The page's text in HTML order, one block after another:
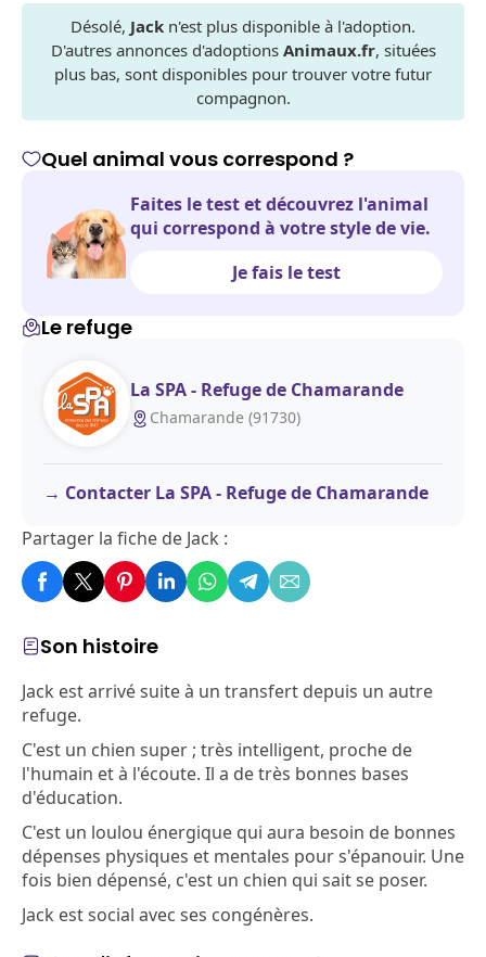
Désolé, Jack n'est plus disponible à l'adoption.
D'autres annonces d'adoptions Animaux.fr, situées
plus bas, sont disponibles pour trouver votre futur
compagnon.
Son histoire
Jack est arrivé suite à un transfert depuis un autre
refuge.
C'est un chien super ; très intelligent, proche de
l'humain et à l'écoute. Il a de très bonnes bases
d'éducation.
C'est un loulou énergique qui aura besoin de bonnes
dépenses physiques et mentales pour s'épanouir. Une
fois bien dépensé, c'est un chien qui sait se poser.
Jack est social avec ses congénères.
Quel animal vous correspond ?
Faites le test et découvrez l'animal
qui correspond à votre style de vie.
Je fais le test
Le refuge
La SPA - Refuge de Chamarande
Chamarande (91730)
Contacter La SPA - Refuge de Chamarande
Partager la fiche de Jack :